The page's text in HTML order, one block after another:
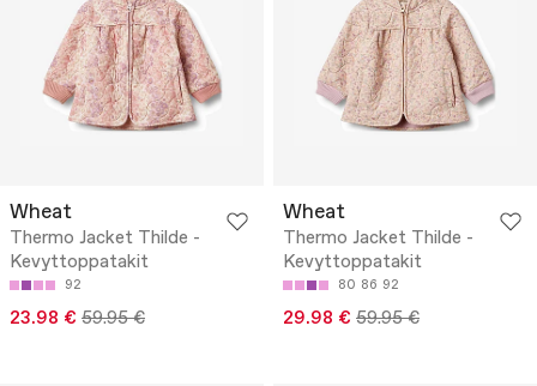
Wheat
Thermo Jacket Thilde -
Kevyttoppatakit
92
23.98 € 59.95 €
Wheat
Thermo Jacket Thilde -
Kevyttoppatakit
80 86 92
29.98 € 59.95 €